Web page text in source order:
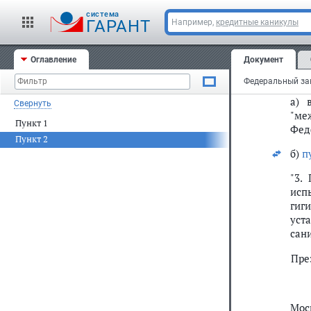
cистема
ГАРАНТ Например, кредитные каникулы
Оглавление
Свернуть
Пункт 1
Пункт 2
Документ
2) в
а)
б)
"3.